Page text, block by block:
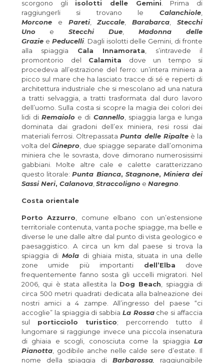
scorgono gli isolotti delle Gemini . Prima di
raggiungerli si trovano le
Calanchiole
Morcone e Pareti,Zuccale ,Barabarca ,Stecchi
Uno e Stecchi Due
Madonna delle
Grazie e Peducelli. Dagli isolotti delle Gemini, di fronte
alla spiaggia Cala Innamorata , s’intravede il
promontorio del Calamita dove un tempo si
procedeva all’estrazione del ferro: un’intera miniera a
picco sul mare che ha lasciato tracce di sé e reperti di
architettura industriale che si mescolano ad una natura
a tratti selvaggia, a tratti trasformata dal duro lavoro
dell’uomo. Sulla costa si scopre la magia dei colori dei
lidi diRemaiolo e di Cannello , spiaggia larga e lunga
dominata dai gradoni dell’ex miniera, resi rossi dai
materiali ferrosi. OltrepassataPunta delle Ripalte è la
volta delGinepro , due spiagge separate dall’omonima
miniera che le sovrasta, dove dimorano numerosissimi
gabbiani. Molte altre cale e calette caratterizzano
questo litorale:Punta Bianca, Stagnone, Miniera dei
Sassi Neri, Calanova Straccoligno e Naregno
Costa orientale
Porto Azzurro , comune elbano con un’estensione
territoriale contenuta, vanta poche spiagge, ma belle e
diverse le une dalle altre dal punto di vista geologico e
paesaggistico. A circa un km dal paese si trova la
spiaggia di Mola di ghiaia mista, situata in una delle
zone umide più importanti dell’Elba dove
frequentemente fanno sosta gli uccelli migratori. Nel
2006, qui è stata allestita la Dog Beach , spiaggia di
circa 500 metri quadrati dedicata alla balneazione dei
nostri amici a 4 zampe. All’ingresso del paese “ci
accoglie” la spiaggia di sabbia La Rossache si affaccia
sul porticciolo turistico; percorrendo tutto il
lungomare si raggiunge invece una piccola insenatura
di ghiaia e scogli, conosciuta come la spiaggia La
Pianotta , godibile anche nelle calde sere d’estate. Il
nome della spiaggia di Barbarossa raggiungibile